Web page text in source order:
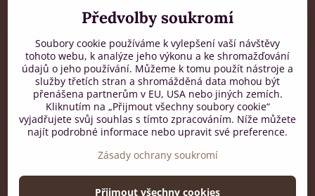
Zákaznická podpora
od 8:00 do 16:00, PO-PÁ
+421 917 436 795
Facebook
Předvolby soukromí
Soubory cookie používáme k vylepšení vaší návštěvy
tohoto webu, k analýze jeho výkonu a ke shromažďování
údajů o jeho používání. Můžeme k tomu použít nástroje a
služby třetích stran a shromážděná data mohou být
přenášena partnerům v EU, USA nebo jiných zemích.
Kliknutím na „Přijmout všechny soubory cookie“
vyjadřujete svůj souhlas s tímto zpracováním. Níže můžete
najít podrobné informace nebo upravit své preference.
Zásady ochrany soukromí
Přijmout všechny cookies